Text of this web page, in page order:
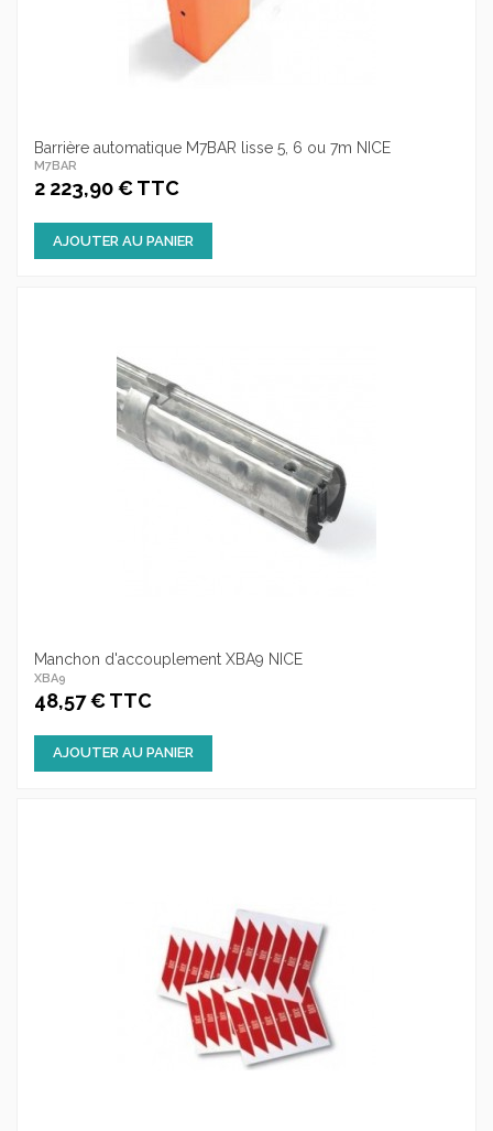
Barrière automatique M7BAR lisse 5, 6 ou 7m NICE
M7BAR
2 223,90 € TTC
AJOUTER AU PANIER
Manchon d'accouplement XBA9 NICE
XBA9
48,57 € TTC
AJOUTER AU PANIER